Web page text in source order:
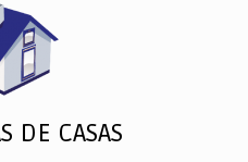
DE CASAS